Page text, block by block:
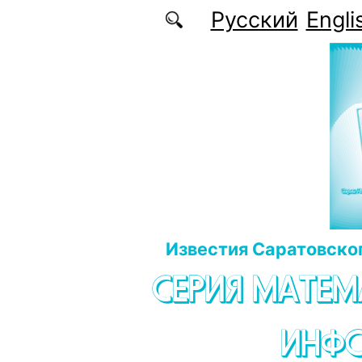
Перейти к основному содержаниюРусский
Известия
СЕРИЯ